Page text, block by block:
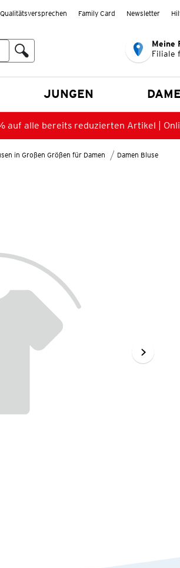
Qualitätsversprechen Family Card Newsletter
Meine
Filiale
JUNGEN
auf alle bereits reduzierten Artikel |
in Großen Größen für Damen Damen Bluse